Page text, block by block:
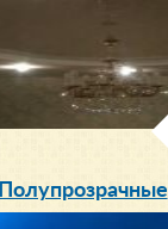
Полупрозрачные